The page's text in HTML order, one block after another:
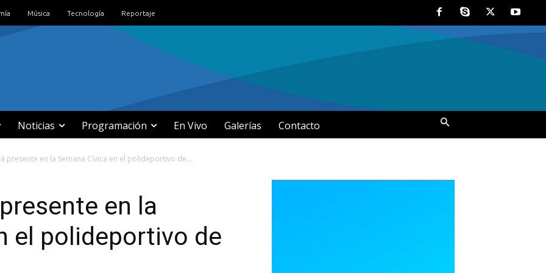
Música Tecnología Reportaje
Noticias Programación En Vivo Galerías Contacto
presente en la Semana Cívica en el polideportivo de...
en la
el polideportivo de